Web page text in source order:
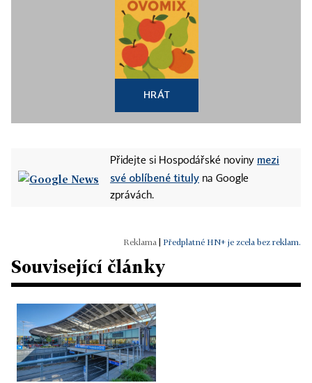
HRÁT
Přidejte si Hospodářské noviny mezi
své oblíbené tituly na Google
zprávách.
Předplatné HN+ je zcela bez reklam.
Související články